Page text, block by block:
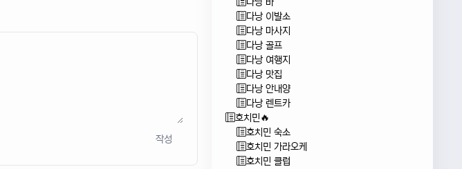
작성
다낭 이발소
다낭 마사지
다낭 골프
다낭 여행지
다낭 맛집
다낭 안내양
다낭 렌트카
호치민🔥
호치민 숙소
호치민 가라오케
호치민 클럽